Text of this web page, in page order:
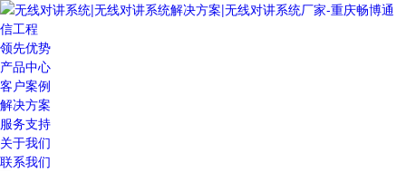
领先优势
产品中心
客户案例
解决方案
服务支持
关于我们
联系我们